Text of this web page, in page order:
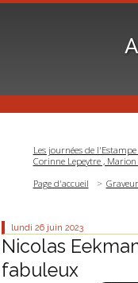
Les journées de
Corinne Lepeytre , Marion
Page d'accueil
lundi 26 juin 2023
Nicolas
fabuleux